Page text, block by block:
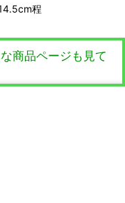
程
商品ページも見て